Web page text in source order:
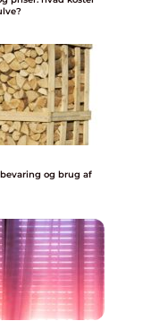
og brug af